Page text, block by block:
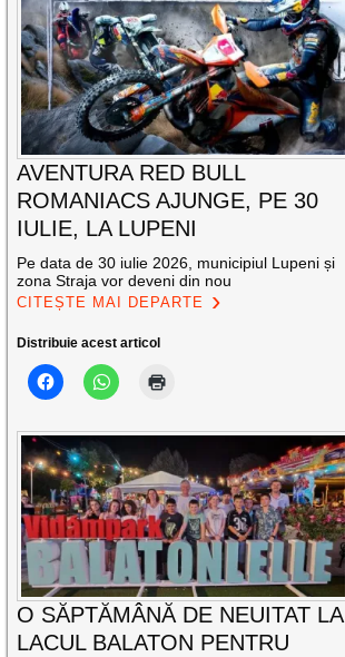
AVENTURA RED BULL
ROMANIACS AJUNGE, PE 30
IULIE, LA LUPENI
Pe data de 30 iulie 2026, municipiul Lupeni și
zona Straja vor deveni din nou
CITEȘTE MAI DEPARTE
Distribuie acest articol
O SĂPTĂMÂNĂ DE NEUITAT LA
LACUL BALATON PENTRU